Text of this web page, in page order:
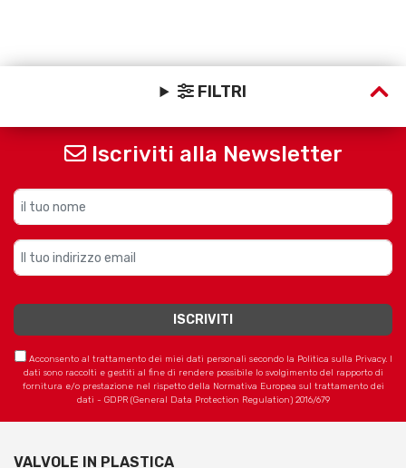
FILTRI
Iscriviti alla Newsletter
Acconsento al trattamento dei miei dati personali secondo la Politica sulla Privacy. I
dati sono raccolti e gestiti al fine di rendere possibile lo svolgimento del rapporto di
fornitura e/o prestazione nel rispetto della Normativa Europea sul trattamento dei
dati - GDPR (General Data Protection Regulation) 2016/679
VALVOLE IN PLASTICA